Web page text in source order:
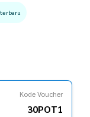
Kode Voucher
30POT1